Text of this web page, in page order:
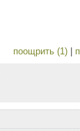
поощрить (1)